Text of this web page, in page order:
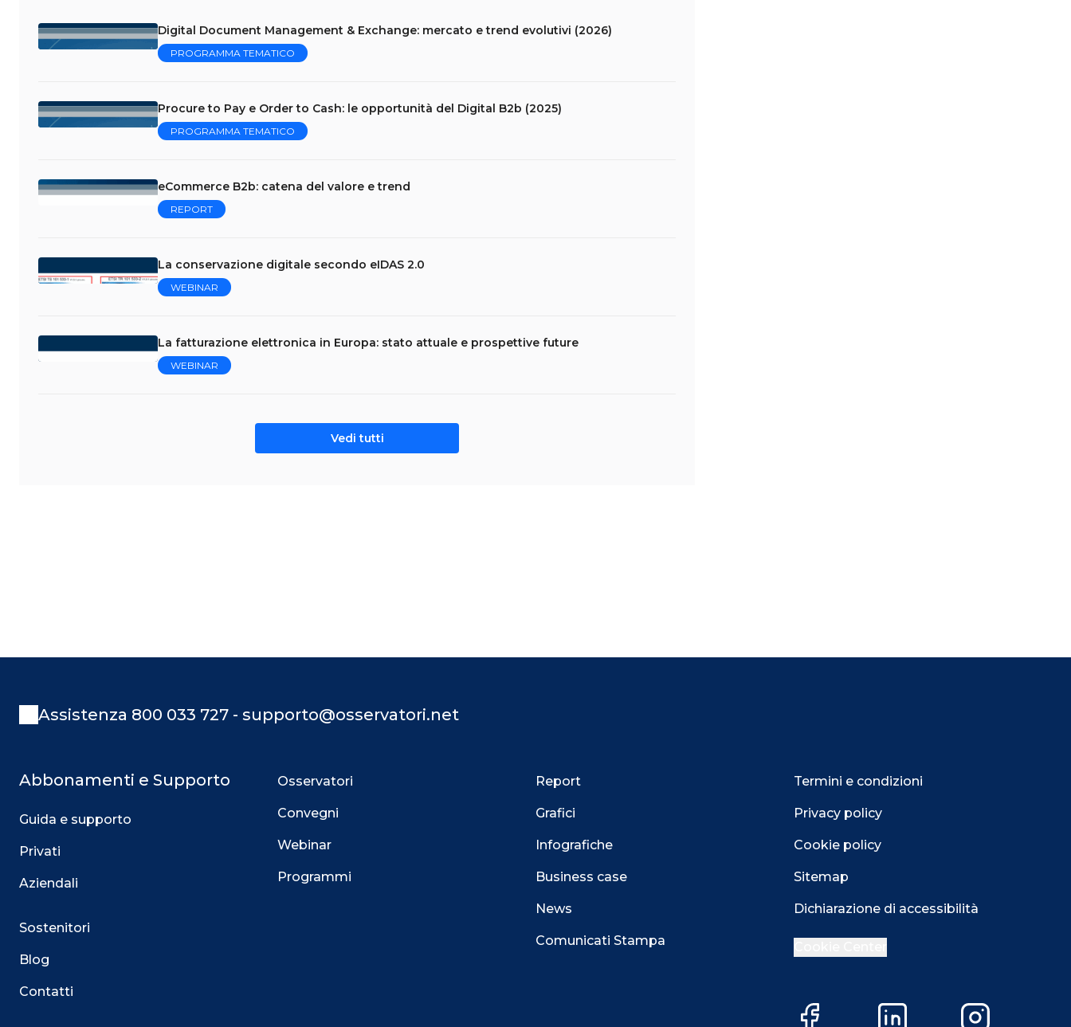
Digital Document Management & Exchange: mercato e trend evolutivi (2026)
PROGRAMMA TEMATICO
Procure to Pay e Order to Cash: le opportunità del Digital B2b (2025)
PROGRAMMA TEMATICO
eCommerce B2b: catena del valore e trend
REPORT
La conservazione digitale secondo eIDAS 2.0
WEBINAR
La fatturazione elettronica in Europa: stato attuale e prospettive future
WEBINAR
Vedi tutti
Assistenza 800 033 727 - supporto@osservatori.net
Abbonamenti e Supporto
Guida e supporto
Privati
Aziendali
Sostenitori
Blog
Contatti
Osservatori
Convegni
Webinar
Programmi
Report
Grafici
Infografiche
Business case
News
Comunicati Stampa
Termini e condizioni
Privacy policy
Cookie policy
Sitemap
Dichiarazione di accessibilità